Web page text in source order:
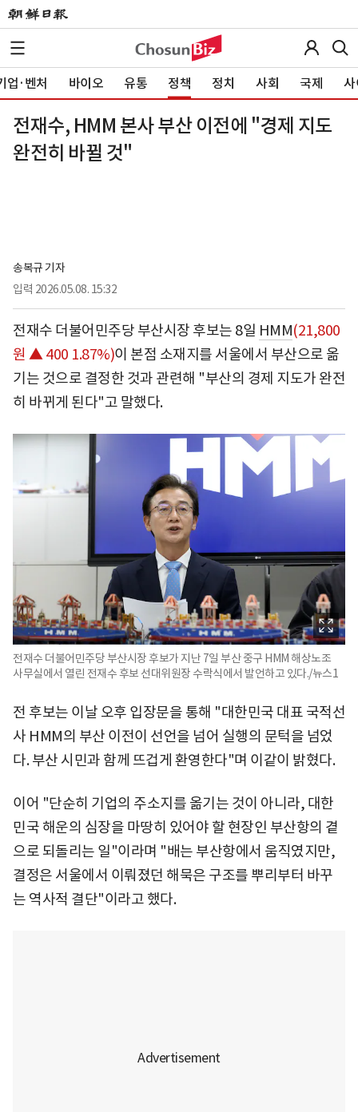
업·벤처 바이오 유통 정책 정치 사회 국제 사
전재수, HMM 본사 부산 이전에 "경제 지도
완전히 바뀔 것"
송복규 기자
입력 2026.05.08. 15:32
전재수 더불어민주당 부산시장 후보는 8일 HMM(21,800
원 ▲ 400 1.87%)이 본점 소재지를 서울에서 부산으로 옮
기는 것으로 결정한 것과 관련해 "부산의 경제 지도가 완전
히 바뀌게 된다"고 말했다.
전재수 더불어민주당 부산시장 후보가 지난 7일 부산 중구 HMM 해상노조
사무실에서 열린 전재수 후보 선대위원장 수락식에서 발언하고 있다./뉴스1
전 후보는 이날 오후 입장문을 통해 "대한민국 대표 국적선
사 HMM의 부산 이전이 선언을 넘어 실행의 문턱을 넘었
다. 부산 시민과 함께 뜨겁게 환영한다"며 이같이 밝혔다.
이어 "단순히 기업의 주소지를 옮기는 것이 아니라, 대한
민국 해운의 심장을 마땅히 있어야 할 현장인 부산항의 곁
으로 되돌리는 일"이라며 "배는 부산항에서 움직였지만,
결정은 서울에서 이뤄졌던 해묵은 구조를 뿌리부터 바꾸
는 역사적 결단"이라고 했다.